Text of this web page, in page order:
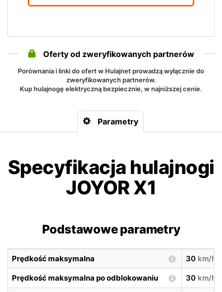
Oferty od zweryfikowanych partnerów
Porównania i linki do ofert w Hulajnet prowadzą wyłącznie do
zweryfikowanych partnerów.
Kup hulajnogę elektryczną bezpiecznie, w najniższej cenie.
Parametry
Specyfikacja hulajnogi
JOYOR X1
Podstawowe parametry
Prędkość maksymalna 30 km/h
Prędkość maksymalna po odblokowaniu 30 km/h